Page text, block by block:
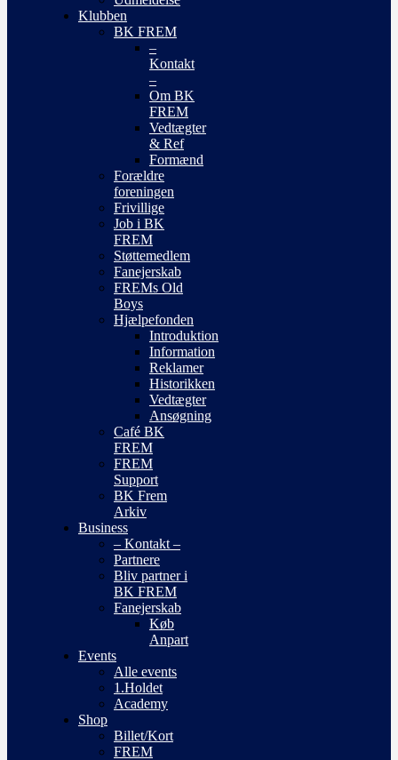
Klubben
BK FREM
–
Kontakt
–
Om BK
FREM
Vedtægter
& Ref
Formænd
Forældre
foreningen
Frivillige
Job i BK
FREM
Støttemedlem
Fanejerskab
FREMs Old
Boys
Hjælpefonden
Introduktion
Information
Reklamer
Historikken
Vedtægter
Ansøgning
Café BK
FREM
FREM
Support
BK Frem
Arkiv
Business
– Kontakt –
Partnere
Bliv partner i
BK FREM
Fanejerskab
Køb
Anpart
Events
Alle events
1.Holdet
Academy
Shop
Billet/Kort
FREM